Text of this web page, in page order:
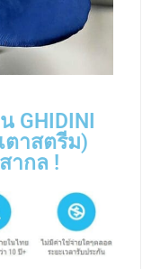
GHIDINI
ตาสตรีม)
ากล !